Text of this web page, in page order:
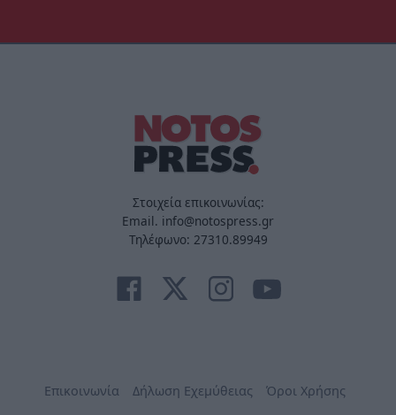
Στοιχεία επικοινωνίας:
Email. info@notospress.gr
Τηλέφωνο: 27310.89949
Επικοινωνία Δήλωση Εχεμύθειας Όροι Χρήσης